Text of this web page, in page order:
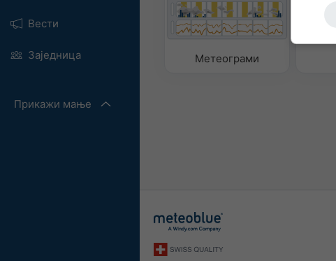
Вести
Заједница
Прикажи мање
Метеограми